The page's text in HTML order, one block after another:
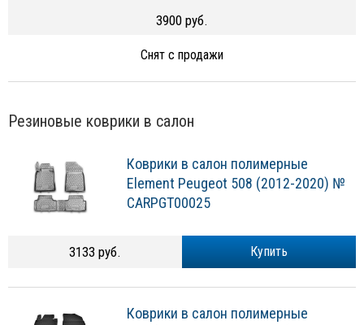
3900 руб.
Снят с продажи
Резиновые коврики в салон
Коврики в салон полимерные
Element Peugeot 508 (2012-2020) №
CARPGT00025
Купить
3133 руб.
Коврики в салон полимерные